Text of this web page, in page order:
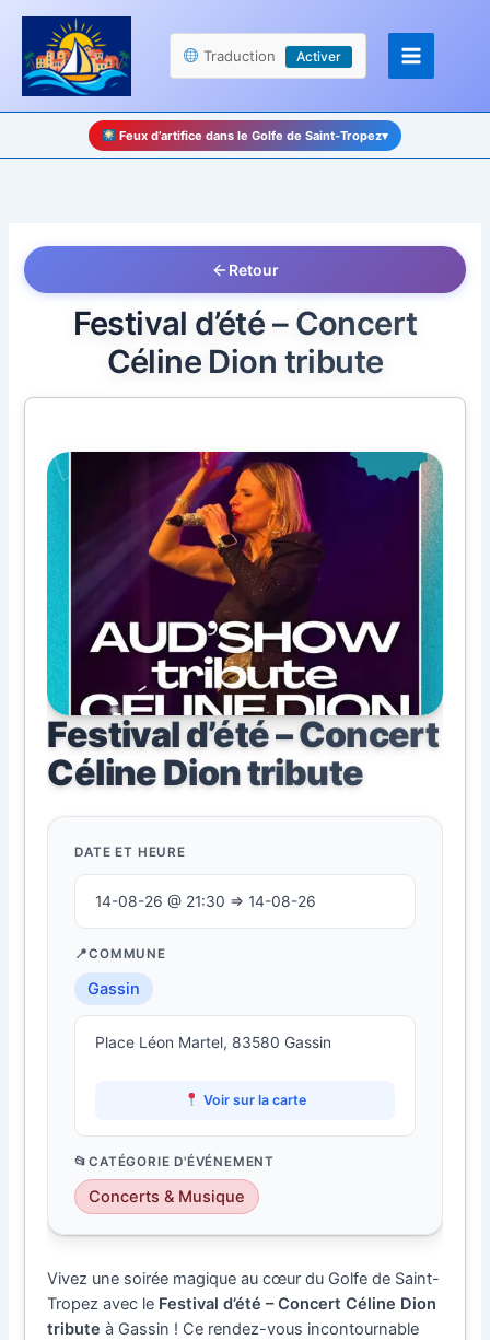
Panneau de gestion des cookies
Aller
contenu
Traduction Activer
Feux d’artifice dans le Golfe de Saint-Tropez▾
Retour
Festival d’été – Concert
Céline Dion tribute
Festival d’été – Concert
Céline Dion tribute
DATE ET HEURE
14-08-26 @ 21:30 ⇒ 14-08-26
COMMUNE
Gassin
Place Léon Martel, 83580 Gassin
Voir sur la carte
CATÉGORIE D'ÉVÉNEMENT
Concerts & Musique
Vivez une soirée magique au cœur du Golfe de Saint-
Tropez avec le Festival d’été – Concert Céline Dion
tribute à Gassin ! Ce rendez-vous incontournable